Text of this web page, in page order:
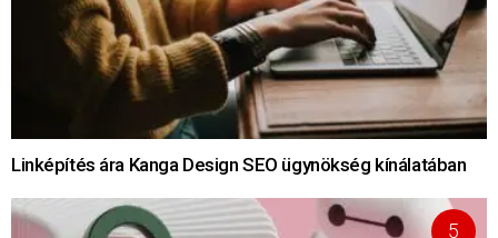
Linképítés ára Kanga Design SEO ügynökség kínálatában